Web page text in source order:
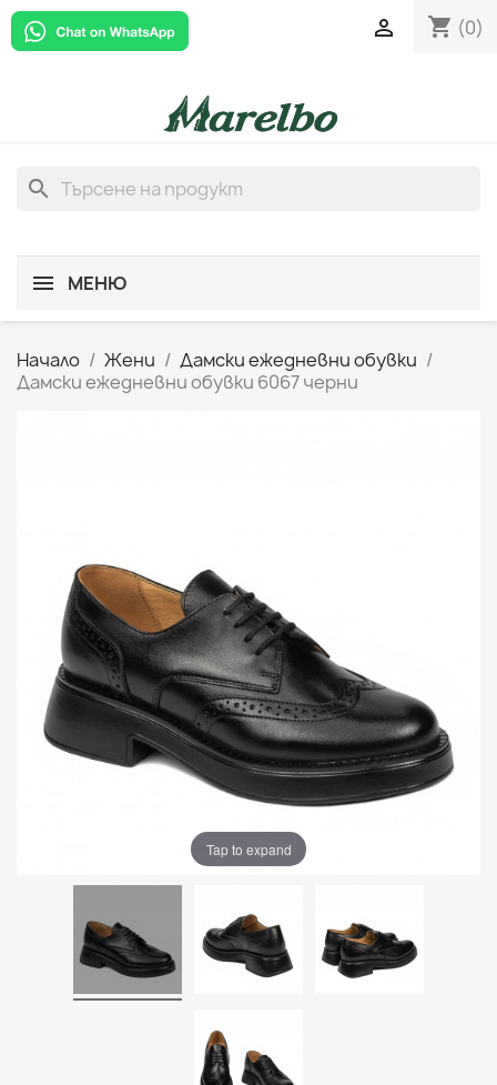
shopping_cart (0)

search
МЕНЮ
Начало Жени
Дамски ежедневни обувки
Дамски ежедневни обувки 6067 черни
Tap to expand